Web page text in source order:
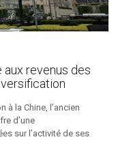
revenus des
à la Chine, l’ancien
d’une
sur l’activité de ses